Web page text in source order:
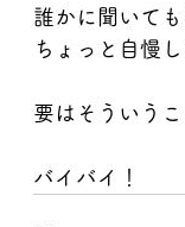
誰かに聞いて
ちょっと自慢
要はそういう
バイバイ！